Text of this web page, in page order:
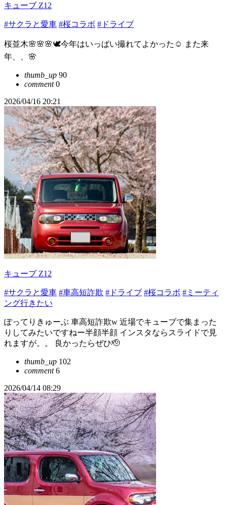
キューブ Z12
#サクラと愛車 #桜コラボ #ドライブ
桜並木🌸🌸🌸🕊️今年はいっぱい撮れてよかった☺️ また来
年、、🌸
thumb_up 90
comment0
2026/04/16 20:21
キューブ Z12
#サクラと愛車 #車高短詐欺 #ドライブ #桜コラボ #ミーティ
ング行きたい
ぽってりきゅーぶ 車高短詐欺w 近場でキューブで集まった
りしてみたいですねー半顔半顔 インスタならスライドで見
れますが。。 良かったらぜひ🫡
thumb_up 102
comment6
2026/04/14 08:29